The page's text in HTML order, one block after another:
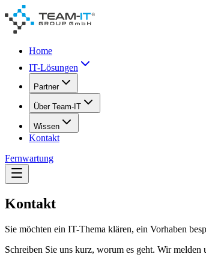
Home
IT-Lösungen
Partner
Über Team-IT
Wissen
Kontakt
Fernwartung
Kontakt
Sie möchten ein IT-Thema klären, ein Vorhaben
Schreiben Sie uns kurz, worum es geht. Wir